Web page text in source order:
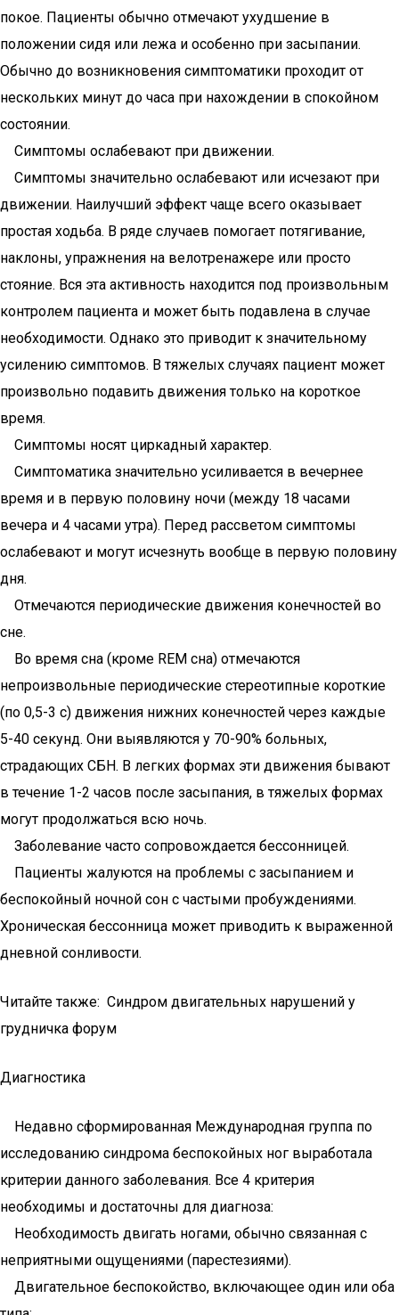
покое. Пациенты обычно отмечают ухудшение в
положении сидя или лежа и особенно при засыпании.
Обычно до возникновения симптоматики проходит от
нескольких минут до часа при нахождении в спокойном
состоянии.
Симптомы ослабевают при движении.
Симптомы значительно ослабевают или исчезают при
движении. Наилучший эффект чаще всего оказывает
простая ходьба. В ряде случаев помогает потягивание,
наклоны, упражнения на велотренажере или просто
стояние. Вся эта активность находится под произвольным
контролем пациента и может быть подавлена в случае
необходимости. Однако это приводит к значительному
усилению симптомов. В тяжелых случаях пациент может
произвольно подавить движения только на короткое
время.
Симптомы носят циркадный характер.
Симптоматика значительно усиливается в вечернее
время и в первую половину ночи (между 18 часами
вечера и 4 часами утра). Перед рассветом симптомы
ослабевают и могут исчезнуть вообще в первую половину
дня.
Отмечаются периодические движения конечностей во
сне.
Во время сна (кроме REM сна) отмечаются
непроизвольные периодические стереотипные короткие
(по 0,5-3 с) движения нижних конечностей через каждые
5-40 секунд. Они выявляются у 70-90% больных,
страдающих СБН. В легких формах эти движения бывают
в течение 1-2 часов после засыпания, в тяжелых формах
могут продолжаться всю ночь.
Заболевание часто сопровождается бессонницей.
Пациенты жалуются на проблемы с засыпанием и
беспокойный ночной сон с частыми пробуждениями.
Хроническая бессонница может приводить к выраженной
дневной сонливости.
Читайте также: Синдром двигательных нарушений у
грудничка форум
Диагностика
Недавно сформированная Международная группа по
исследованию синдрома беспокойных ног выработала
критерии данного заболевания. Все 4 критерия
необходимы и достаточны для диагноза:
Необходимость двигать ногами, обычно связанная с
неприятными ощущениями (парестезиями).
Двигательное беспокойство, включающее один или оба